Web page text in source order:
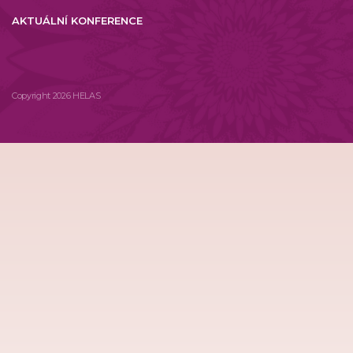
AKTUÁLNÍ KONFERENCE
Copyright 2026 HELAS